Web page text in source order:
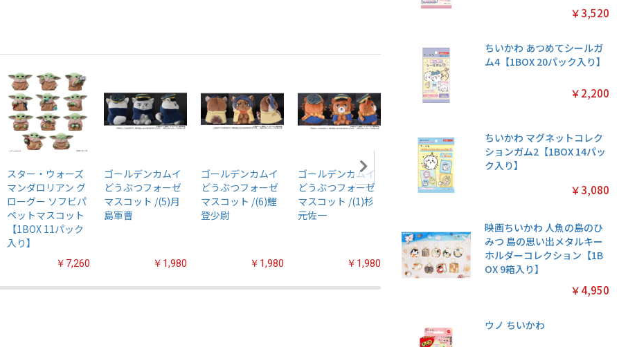
スター・ウォーズ
マンダロリアン グ
ローグー ソフビパ
ペットマスコット
【1BOX 11パック
入り】
￥7,260
ゴールデンカムイ
どうぶつフォーゼ
マスコット /(5)月
島軍曹
￥1,980
ゴールデンカムイ
どうぶつフォーゼ
マスコット /(6)鯉
登少尉
￥1,980
ゴールデンカムイ
どうぶつフォーゼ
マスコット /(1)杉
元佐一
￥1,980
アニメ『僕のヒー
ローアカデミア』
￥2,200
名探偵プリキュア!
￥2,200
クリア
クショ
パック
￥3,520
ちいかわ あつめてシールガ
ム4【1BOX 20パック入り】
￥2,200
ちいかわ マグネットコレク
ションガム2【1BOX 14パッ
ク入り】
￥3,080
映画ちいかわ 人魚の島のひ
みつ 島の思い出メタルキー
ホルダーコレクション【1B
OX 9箱入り】
￥4,950
ウノ ちいかわ